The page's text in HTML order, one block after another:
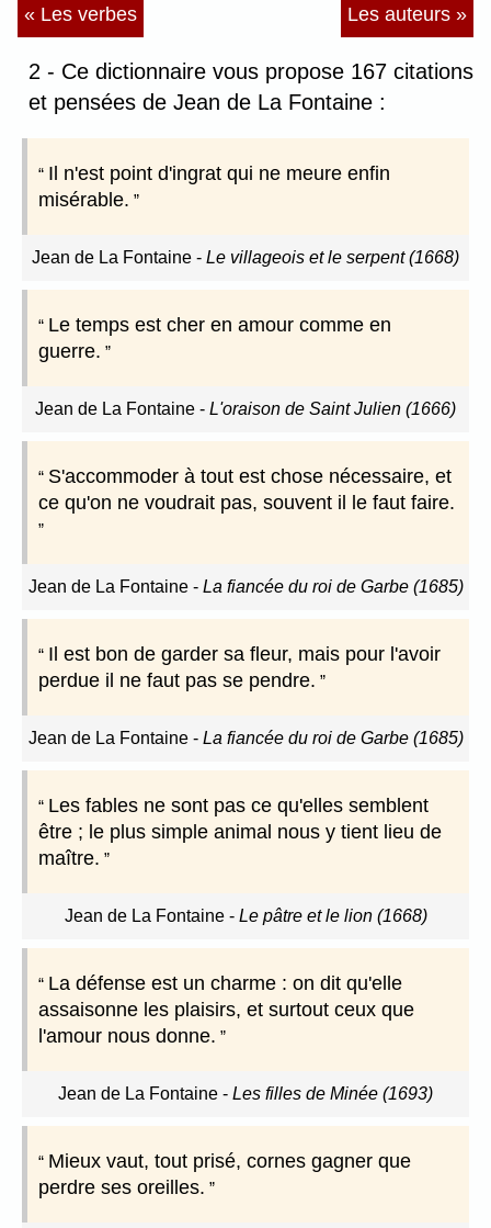
« Les verbes Les auteurs »
2 - Ce dictionnaire vous propose 167 citations
et pensées de Jean de La Fontaine :
Il n'est point d'ingrat qui ne meure enfin
misérable.
Jean de La Fontaine - Le villageois et le serpent (1668)
Le temps est cher en amour comme en
guerre.
Jean de La Fontaine - L'oraison de Saint Julien (1666)
S'accommoder à tout est chose nécessaire, et
ce qu'on ne voudrait pas, souvent il le faut faire.
Jean de La Fontaine- La fiancée du roi de Garbe (1685)
Il est bon de garder sa fleur, mais pour l'avoir
perdue il ne faut pas se pendre.
Jean de La Fontaine- La fiancée du roi de Garbe (1685)
Les fables ne sont pas ce qu'elles semblent
être ; le plus simple animal nous y tient lieu de
maître.
Jean de La Fontaine- Le pâtre et le lion (1668)
La défense est un charme : on dit qu'elle
assaisonne les plaisirs, et surtout ceux que
l'amour nous donne.
Jean de La Fontaine - Les filles de Minée (1693)
Mieux vaut, tout prisé, cornes gagner que
perdre ses oreilles.